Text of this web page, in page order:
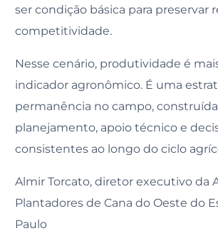
ser condição básica para preservar
competitividade.
Nesse cenário, produtividade é
indicador agronômico. É uma
permanência no campo,
planejamento, apoio técnico e
consistentes ao longo do ciclo
Almir Torcato, diretor executivo da
Plantadores de Cana do Oeste do
Paulo